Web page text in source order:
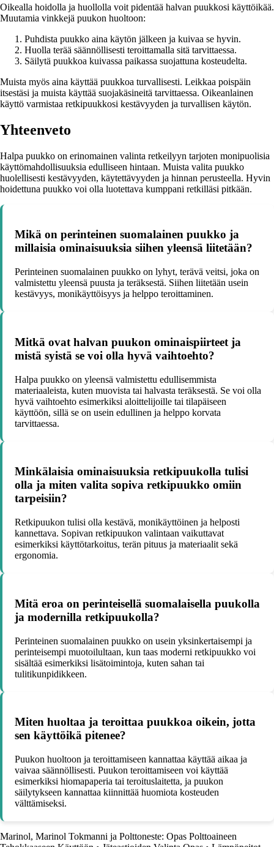
Oikealla hoidolla ja huollolla voit pidentää halvan puukkosi käyttöikää.
Muutamia vinkkejä puukon huoltoon:
Puhdista puukko aina käytön jälkeen ja kuivaa se hyvin.
Huolla terää säännöllisesti teroittamalla sitä tarvittaessa.
Säilytä puukkoa kuivassa paikassa suojattuna kosteudelta.
Muista myös aina käyttää puukkoa turvallisesti. Leikkaa poispäin
itsestäsi ja muista käyttää suojakäsineitä tarvittaessa. Oikeanlainen
käyttö varmistaa retkipuukkosi kestävyyden ja turvallisen käytön.
Yhteenveto
Halpa puukko on erinomainen valinta retkeilyyn tarjoten monipuolisia
käyttömahdollisuuksia edulliseen hintaan. Muista valita puukko
huolellisesti kestävyyden, käytettävyyden ja hinnan perusteella. Hyvin
hoidettuna puukko voi olla luotettava kumppani retkilläsi pitkään.
Mikä on perinteinen suomalainen puukko ja
millaisia ominaisuuksia siihen yleensä liitetään?
Perinteinen suomalainen puukko on lyhyt, terävä veitsi, joka on
valmistettu yleensä puusta ja teräksestä. Siihen liitetään usein
kestävyys, monikäyttöisyys ja helppo teroittaminen.
Mitkä ovat halvan puukon ominaispiirteet ja
mistä syistä se voi olla hyvä vaihtoehto?
Halpa puukko on yleensä valmistettu edullisemmista
materiaaleista, kuten muovista tai halvasta teräksestä. Se voi olla
hyvä vaihtoehto esimerkiksi aloittelijoille tai tilapäiseen
käyttöön, sillä se on usein edullinen ja helppo korvata
tarvittaessa.
Minkälaisia ominaisuuksia retkipuukolla tulisi
olla ja miten valita sopiva retkipuukko omiin
tarpeisiin?
Retkipuukon tulisi olla kestävä, monikäyttöinen ja helposti
kannettava. Sopivan retkipuukon valintaan vaikuttavat
esimerkiksi käyttötarkoitus, terän pituus ja materiaalit sekä
ergonomia.
Mitä eroa on perinteisellä suomalaisella puukolla
ja modernilla retkipuukolla?
Perinteinen suomalainen puukko on usein yksinkertaisempi ja
perinteisempi muotoilultaan, kun taas moderni retkipuukko voi
sisältää esimerkiksi lisätoimintoja, kuten sahan tai
tulitikunpidikkeen.
Miten huoltaa ja teroittaa puukkoa oikein, jotta
sen käyttöikä pitenee?
Puukon huoltoon ja teroittamiseen kannattaa käyttää aikaa ja
vaivaa säännöllisesti. Puukon teroittamiseen voi käyttää
esimerkiksi hiomapaperia tai teroituslaitetta, ja puukon
säilytykseen kannattaa kiinnittää huomiota kosteuden
välttämiseksi.
Marinol, Marinol Tokmanni ja Polttoneste: Opas Polttoaineen